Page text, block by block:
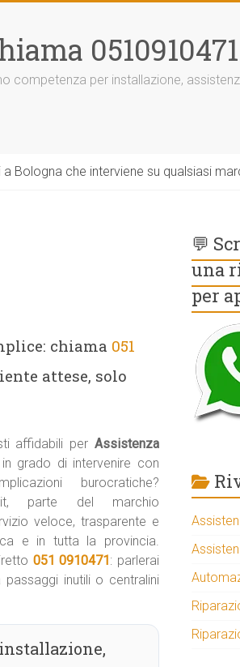
0510910471
competenza per installazione,
che interviene su qualsiasi
chiama 051
attese, solo
affidabili per Assistenza
grado di intervenire con
burocratiche?
parte del marchio
veloce, trasparente e
e in tutta la provincia.
051 0910471: parlerai
inutili o centralini
💬
una
per